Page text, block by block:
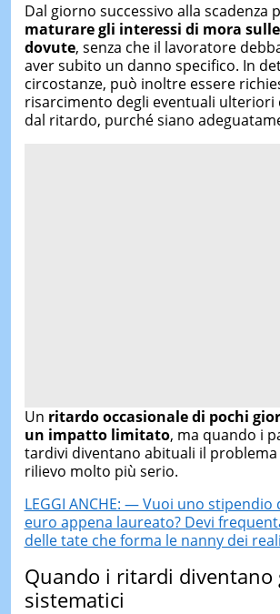
Dal giorno successivo alla scadenza
maturare gli interessi di mora
dovute, senza che il lavoratore
aver subito un danno specifico. In
circostanze, può inoltre essere
risarcimento degli eventuali ulteriori
dal ritardo, purché siano
Un ritardo occasionale di pochi
un impatto limitato, ma quando i
tardivi diventano abituali il problema
rilievo molto più serio.
LEGGI ANCHE: — Vuoi uno
euro appena laureato? Devi
delle tate che forma le nanny dei
Quando i ritardi diventano
sistematici